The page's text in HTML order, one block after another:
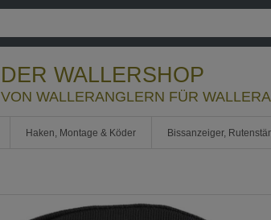
DER WALLERSHOP
VON WALLERANGLERN FÜR
Haken, Montage & Köder Bissanzeiger,